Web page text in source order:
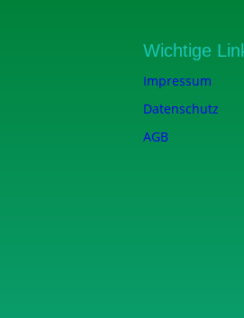
Wichtige
Impressum
Datenschutz
AGB